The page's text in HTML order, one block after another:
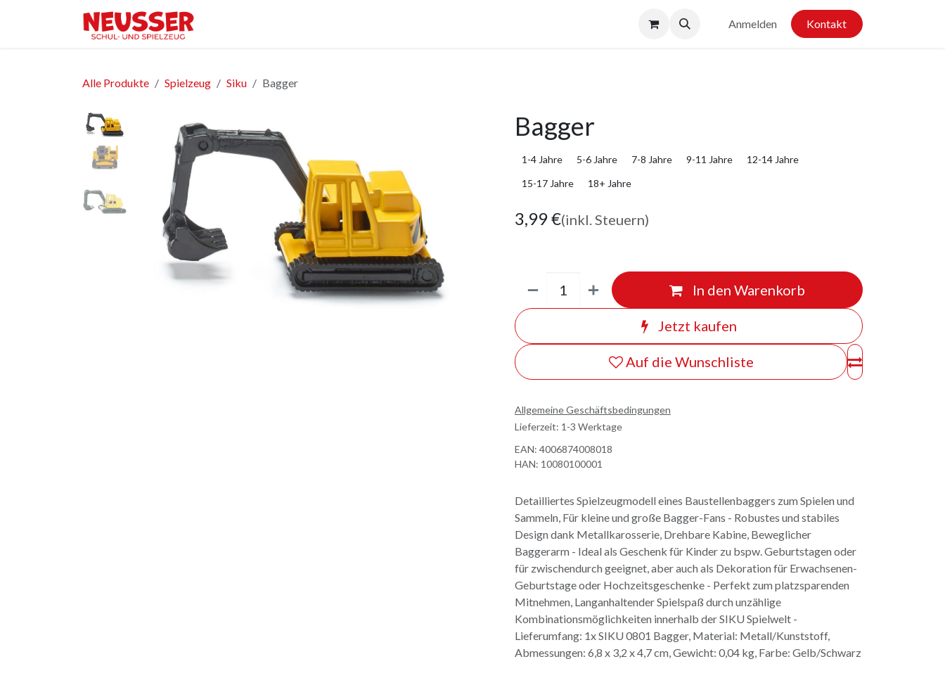
Anmelden Kontakt
Alle Produkte Spielzeug Siku Bagger
Bagger
1-4 Jahre 5-6 Jahre 7-8 Jahre 9-11 Jahre
12-14 Jahre
15-17 Jahre
18+ Jahre
3,99€(inkl. Steuern)
In den Warenkorb
Jetzt kaufen
Auf die Wunschliste
Allgemeine Geschäftsbedingungen
Lieferzeit: 1-3 Werktage
EAN: 4006874008018
HAN: 10080100001
Detailliertes Spielzeugmodell eines Baustellenbaggers zum Spielen und
Sammeln, Für kleine und große Bagger-Fans - Robustes und stabiles
Design dank Metallkarosserie, Drehbare Kabine, Beweglicher
Baggerarm - Ideal als Geschenk für Kinder zu bspw. Geburtstagen oder
für zwischendurch geeignet, aber auch als Dekoration für Erwachsenen-
Geburtstage oder Hochzeitsgeschenke - Perfekt zum platzsparenden
Mitnehmen, Langanhaltender Spielspaß durch unzählige
Kombinationsmöglichkeiten innerhalb der SIKU Spielwelt -
Lieferumfang: 1x SIKU 0801 Bagger, Material: Metall/Kunststoff,
Abmessungen: 6,8 x 3,2 x 4,7 cm, Gewicht: 0,04 kg, Farbe: Gelb/Schwarz